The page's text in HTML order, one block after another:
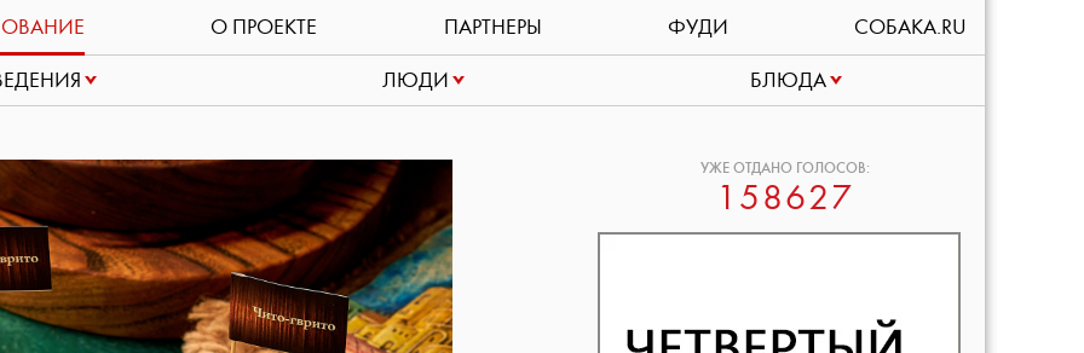
О ПРОЕКТЕ ПАРТНЕРЫ ФУДИ СОБАКА.RU
ЛЮДИ БЛЮДА
УЖЕ ОТДАНО ГОЛОСОВ:
158627